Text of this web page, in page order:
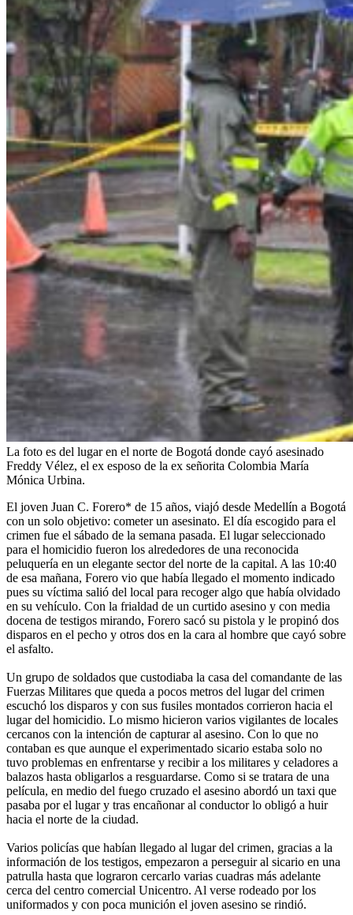
La foto es del lugar en el norte de Bogotá donde cayó asesinado
Freddy Vélez, el ex esposo de la ex señorita Colombia María
Mónica Urbina.
El joven Juan C. Forero* de 15 años, viajó desde Medellín a Bogotá
con un solo objetivo: cometer un asesinato. El día escogido para el
crimen fue el sábado de la semana pasada. El lugar seleccionado
para el homicidio fueron los alrededores de una reconocida
peluquería en un elegante sector del norte de la capital. A las 10:40
de esa mañana, Forero vio que había llegado el momento indicado
pues su víctima salió del local para recoger algo que había olvidado
en su vehículo. Con la frialdad de un curtido asesino y con media
docena de testigos mirando, Forero sacó su pistola y le propinó dos
disparos en el pecho y otros dos en la cara al hombre que cayó sobre
el asfalto.
Un grupo de soldados que custodiaba la casa del comandante de las
Fuerzas Militares que queda a pocos metros del lugar del crimen
escuchó los disparos y con sus fusiles montados corrieron hacia el
lugar del homicidio. Lo mismo hicieron varios vigilantes de locales
cercanos con la intención de capturar al asesino. Con lo que no
contaban es que aunque el experimentado sicario estaba solo no
tuvo problemas en enfrentarse y recibir a los militares y celadores a
balazos hasta obligarlos a resguardarse. Como si se tratara de una
película, en medio del fuego cruzado el asesino abordó un taxi que
pasaba por el lugar y tras encañonar al conductor lo obligó a huir
hacia el norte de la ciudad.
Varios policías que habían llegado al lugar del crimen, gracias a la
información de los testigos, empezaron a perseguir al sicario en una
patrulla hasta que lograron cercarlo varias cuadras más adelante
cerca del centro comercial Unicentro. Al verse rodeado por los
uniformados y con poca munición el joven asesino se rindió.